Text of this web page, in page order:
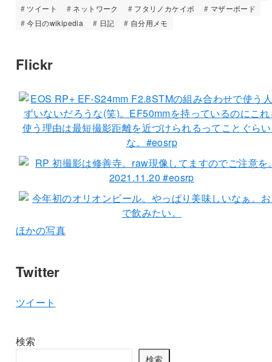
ツイート
ネットワーク フタリノカケイボ
マザーボード
今日のwikipedia
日記 自分用メモ
Flickr
ほかの写真
Twitter
ツイート
検索
検索